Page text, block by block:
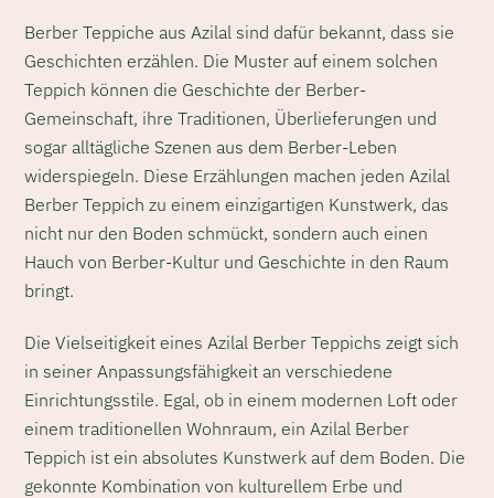
Berber Teppiche aus Azilal sind dafür bekannt, dass sie
Geschichten erzählen. Die Muster auf einem solchen
Teppich können die Geschichte der Berber-
Gemeinschaft, ihre Traditionen, Überlieferungen und
sogar alltägliche Szenen aus dem Berber-Leben
widerspiegeln. Diese Erzählungen machen jeden Azilal
Berber Teppich zu einem einzigartigen Kunstwerk, das
nicht nur den Boden schmückt, sondern auch einen
Hauch von Berber-Kultur und Geschichte in den Raum
bringt.
Die Vielseitigkeit eines Azilal Berber Teppichs zeigt sich
in seiner Anpassungsfähigkeit an verschiedene
Einrichtungsstile. Egal, ob in einem modernen Loft oder
einem traditionellen Wohnraum, ein Azilal Berber
Teppich ist ein absolutes Kunstwerk auf dem Boden. Die
gekonnte Kombination von kulturellem Erbe und